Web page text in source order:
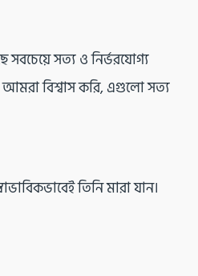
সত্য ও নির্ভরযোগ্য
আমরা বিশ্বাস করি, এগুলো সত্য
তিনি মারা যান।